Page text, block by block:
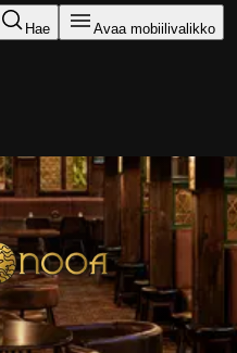
Hae Avaa mobiilivalikko